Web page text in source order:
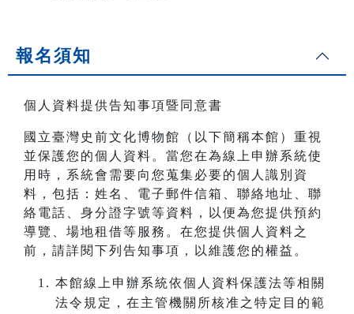
報名須知
個人資料提供告知事項暨同意書
國立臺灣史前文化博物館（以下簡稱本館）重視
並保護您的個人資料。當您在為線上申辦系統使
用時，系統會需要向您蒐集必要的個人識別資
料，包括：姓名、電子郵件信箱、聯絡地址、聯
絡電話、身分證字號等資料，以便為您提供預約
導覽、場地租借等服務。在您提供個人資料之
前，請詳閱下列告知事項，以維護您的權益。
本館線上申辦系統依個人資料保護法等相關
法令規定，在主管機關所核准之特定目的範